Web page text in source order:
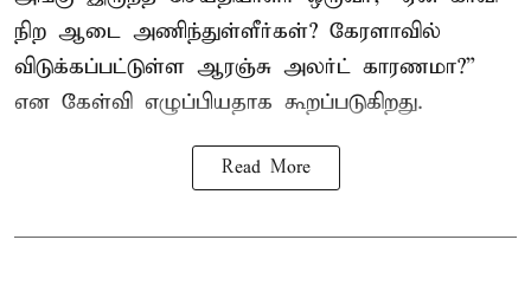
நிற ஆடை அணிந்துள்ளீர்கள்? கேரளாவில்
விடுக்கப்பட்டுள்ள ஆரஞ்சு அலர்ட் காரணமா?”
என கேள்வி எழுப்பியதாக கூறப்படுகிறது.
Read More